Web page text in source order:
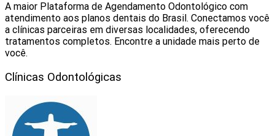
A maior Plataforma de Agendamento Odontológico com
atendimento aos planos dentais do Brasil. Conectamos você
a clínicas parceiras em diversas localidades, oferecendo
tratamentos completos. Encontre a unidade mais perto de
você.
Clínicas Odontológicas